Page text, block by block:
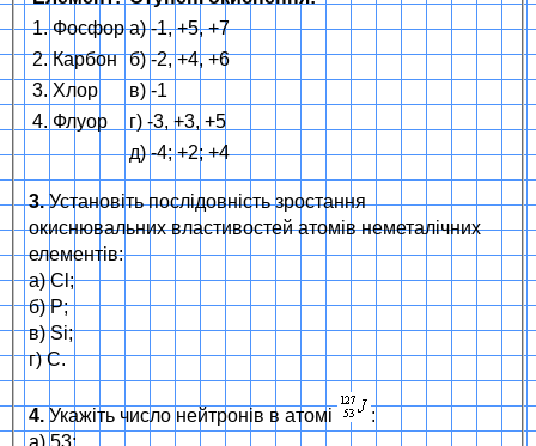
1. Фосфор а) -1, +5, +7
2. Карбон б) -2, +4, +6
3. Хлор
в) -1
4. Флуор
г) -3, +3, +5
д) -4; +2; +4
3.Установіть послідовність зростання
окиснювальних властивостей атомів неметалічних
елементів:
а) Cl;
б) P;
в) Si;
г) C.
4. Укажіть число нейтронів в атомі
:
а) 53;